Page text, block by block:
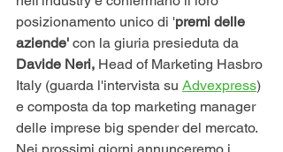
posizionamento unico di 'premi delle
aziende' con la giuria presieduta da
Davide Neri, Head of Marketing Hasbro
Italy (guarda l'intervista su Advexpress)
e composta da top marketing manager
delle imprese big spender del mercato.